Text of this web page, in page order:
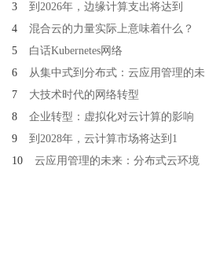
3
到2026年，边缘计算支出将达到
4
混合云的力量实际上意味着什么？
5
白话Kubernetes网络
6
从集中式到分布式：云应用管理的未
7
大技术时代的网络转型
8
企业转型：虚拟化对云计算的影响
9
到2028年，云计算市场将达到1
10 云应用管理的未来：分布式云环境